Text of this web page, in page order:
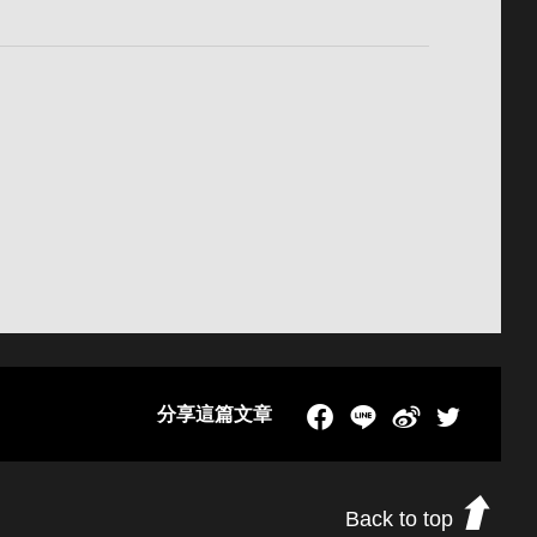
分享這篇文章 Facebook
LINE 新浪微博
Back to top